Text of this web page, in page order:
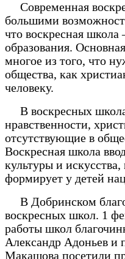
Современная
большими
что воскресная школа
образования.
многое из того, что
общества, как
человеку.
В воскресных
нравственности,
отсутствующие в
Воскресная школа
культуры и
формирует у детей
В Добринском
воскресных школ. 1
работы школ
Александр Адоньев и
Макашова посетили